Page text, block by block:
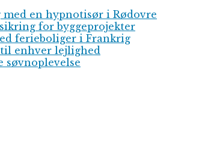
en hypnotisør i Rødovre
for byggeprojekter
ferieboliger i Frankrig
enhver lejlighed
søvnoplevelse